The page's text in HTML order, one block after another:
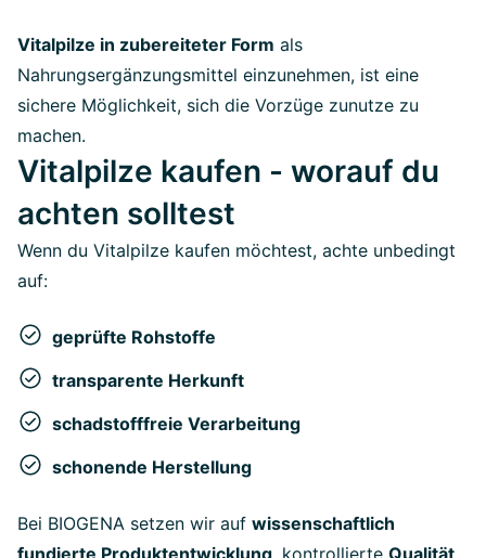
Vitalpilze in zubereiteter Form als
Nahrungsergänzungsmittel einzunehmen, ist eine
sichere Möglichkeit, sich die Vorzüge zunutze zu
machen.
Vitalpilze kaufen - worauf du
achten solltest
Wenn du Vitalpilze kaufen möchtest, achte unbedingt
auf:
geprüfte Rohstoffe
transparente Herkunft
schadstofffreie Verarbeitung
schonende Herstellung
Bei BIOGENA setzen wir auf wissenschaftlich
fundierte Produktentwicklung , kontrollierte Qualität